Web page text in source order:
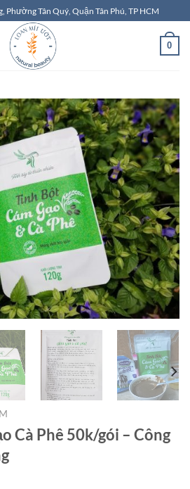
Tân Quý, Quận Tân Phú, TP HCM
0
Cà Phê 50k/gói – Công